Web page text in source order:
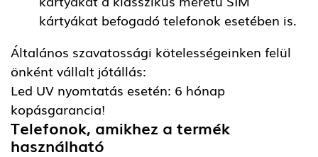
kártyákat befogadó telefonok esetében is.
Általános szavatossági kötelességeinken felül
önként vállalt jótállás:
Led UV nyomtatás esetén: 6 hónap
kopásgarancia!
Telefonok, amikhez a termék
használható